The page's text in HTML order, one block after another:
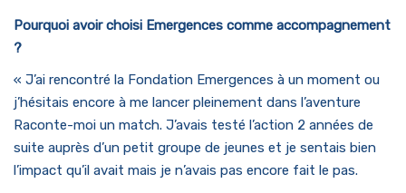
Pourquoi avoir choisi Emergences comme accompagnement
?
« J’ai rencontré la Fondation Emergences à un moment ou
j’hésitais encore à me lancer pleinement dans l’aventure
Raconte-moi un match. J’avais testé l’action 2 années de
suite auprès d’un petit groupe de jeunes et je sentais bien
l’impact qu’il avait mais je n’avais pas encore fait le pas.